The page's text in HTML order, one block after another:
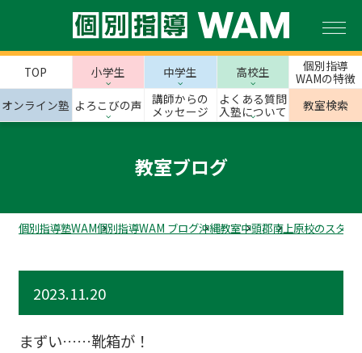
TOP 小学生 中学生 高校生
個別指導
WAMの特徴
オンライン塾 よろこびの声
講師からの
メッセージ
よくある質問
入塾について
教室検索
教室ブログ
個別指導塾WAM個別指導WAM ブログ沖縄教室中頭郡南上原校のスタッ
2023.11.20
まずい……靴箱が！